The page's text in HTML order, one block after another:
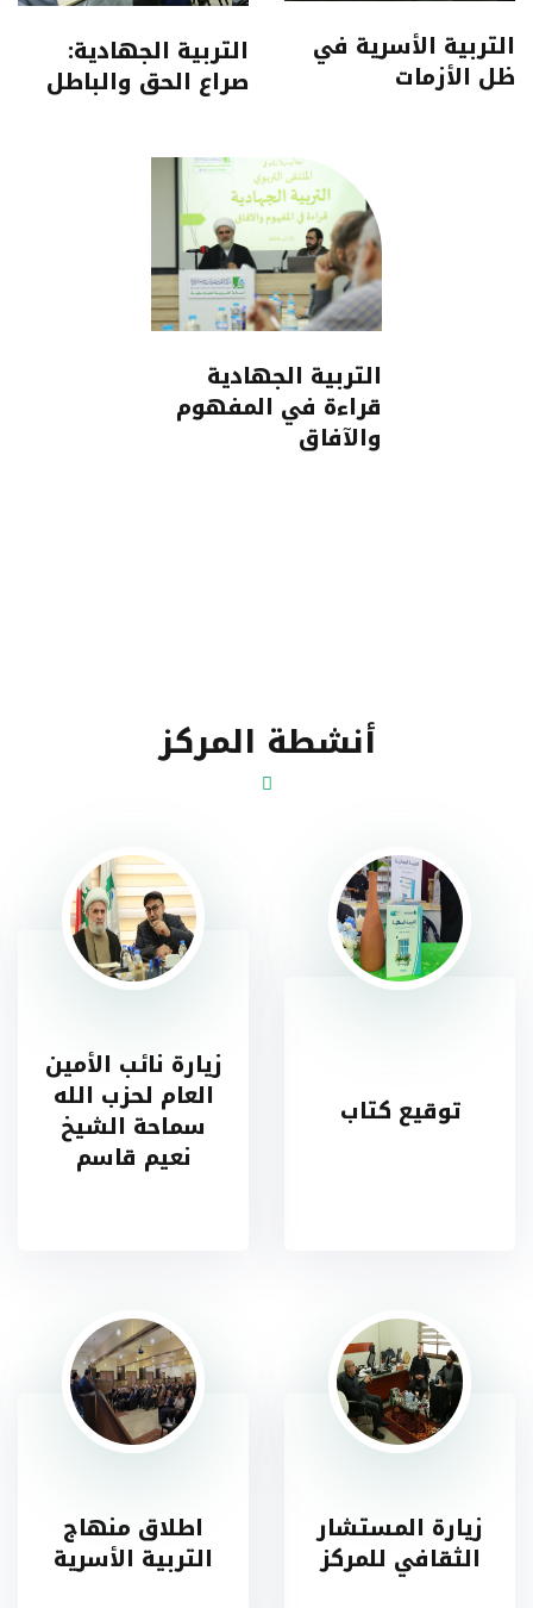
التربية الأسرية في
ظل الأزمات
التربية الجهادية:
صراع الحق والباطل
التربية الجهادية
قراءة في المفهوم
والآفاق
أنشطة المركز
توقيع كتاب
زيارة نائب الأمين
العام لحزب الله
سماحة الشيخ
نعيم قاسم
زيارة المستشار
الثقافي للمركز
اطلاق منهاج
التربية الأسرية